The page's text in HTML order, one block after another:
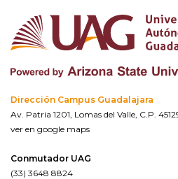
Dirección Campus Guadalajara
Av. Patria 1201, Lomas del Valle, C.P.
ver en google maps
Conmutador UAG
(33) 3648 8824